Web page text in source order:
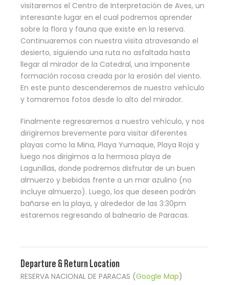
visitaremos el Centro de Interpretación de Aves, un
interesante lugar en el cual podremos aprender
sobre la flora y fauna que existe en la reserva.
Continuaremos con nuestra visita atravesando el
desierto, siguiendo una ruta no asfaltada hasta
llegar al mirador de la Catedral, una imponente
formación rocosa creada por la erosión del viento.
En este punto descenderemos de nuestro vehículo
y tomaremos fotos desde lo alto del mirador.
Finalmente regresaremos a nuestro vehículo, y nos
dirigiremos brevemente para visitar diferentes
playas como la Mina, Playa Yumaque, Playa Roja y
luego nos dirigimos a la hermosa playa de
Lagunillas, donde podremos disfrutar de un buen
almuerzo y bebidas frente a un mar azulino (no
incluye almuerzo). Luego, los que deseen podrán
bañarse en la playa, y alrededor de las 3:30pm
estaremos regresando al balneario de Paracas.
Departure & Return Location
RESERVA NACIONAL DE PARACAS (Google Map)